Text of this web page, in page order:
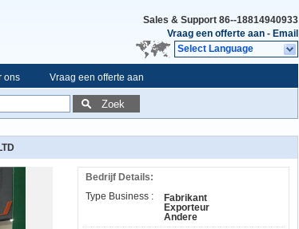
Sales & Support 86--18814940933
Vraag een offerte aan - Email
Select Language
ons Vraag een offerte aan
Zoek
Bedrijf Details:
Type Business :
Fabrikant
Exporteur
Andere